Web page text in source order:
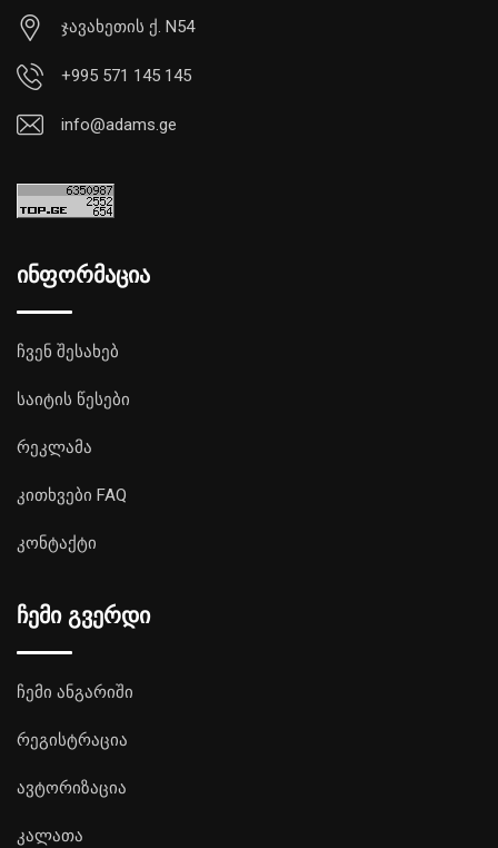
ჯავახეთის ქ. N54
+995 571 145 145
info@adams.ge
ინფორმაცია
ჩვენ შესახებ
საიტის წესები
რეკლამა
კითხვები FAQ
კონტაქტი
ჩემი გვერდი
ჩემი ანგარიში
რეგისტრაცია
ავტორიზაცია
კალათა